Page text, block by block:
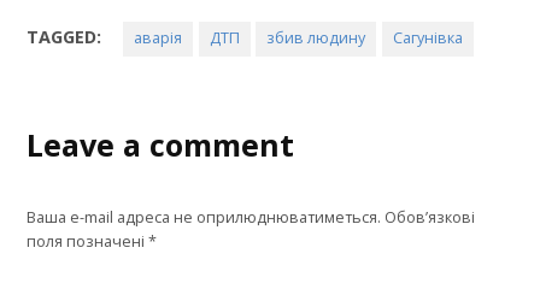
TAGGED: аварія ДТП збив людину Сагунівка
Leave a comment
Ваша e-mail адреса не оприлюднюватиметься. Обов’язкові
поля позначені*